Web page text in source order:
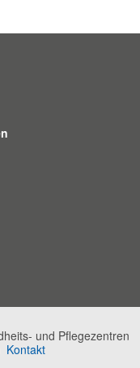
und Pflegezentren
Kontakt